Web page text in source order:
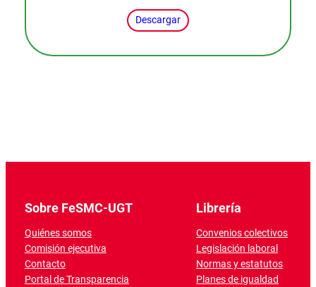
Descargar
Sobre FeSMC-UGT
Quiénes somos
Comisión ejecutiva
Contacto
Portal de Transparencia
Librería
Convenios colectivos
Legislación laboral
Normas y estatutos
Planes de igualdad